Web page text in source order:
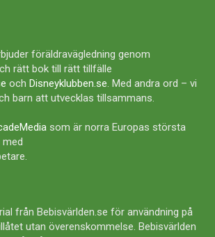
föräldravägledning genom
rätt bok till rätt tillfälle
och Disneyklubben.se. Med andra ord – vi
barn att utvecklas tillsammans.
som är norra Europas största
från Bebisvärlden.se för användning på
utan överenskommelse. Bebisvärlden